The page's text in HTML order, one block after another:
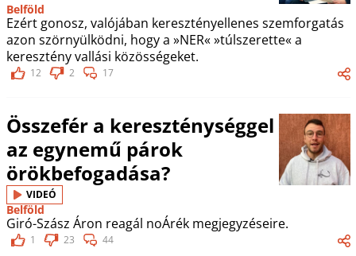
Belföld
Ezért gonosz, valójában keresztényellenes szemforgatás
azon szörnyülködni, hogy a »NER« »túlszerette« a
keresztény vallási közösségeket.
12 2 17
Összefér a kereszténységgel
az egynemű párok
örökbefogadása?
VIDEÓ
Belföld
Giró-Szász Áron reagál noÁrék megjegyzéseire.
1 23 44